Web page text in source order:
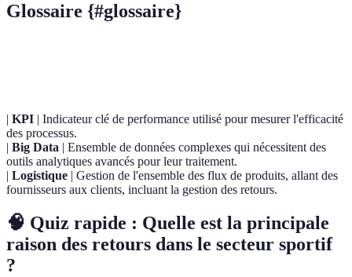
Glossaire {#glossaire}
| KPI | Indicateur clé de performance utilisé pour mesurer l'efficacité
des processus.
| Big Data | Ensemble de données complexes qui nécessitent des
outils analytiques avancés pour leur traitement.
| Logistique | Gestion de l'ensemble des flux de produits, allant des
fournisseurs aux clients, incluant la gestion des retours.
🧠 Quiz rapide : Quelle est la principale
raison des retours dans le secteur sportif
?